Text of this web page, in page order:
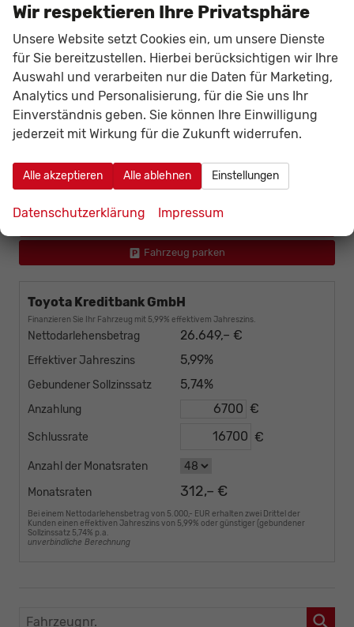
Zustand
unfallfrei
Zustand, Beschaffenheit
Scheckheftgepflegt
Zustand, Fahrfähigkeit
fahrtauglich
34.409,– €
Gesamtpreis
33.349,– €
Fahrzeug parken
Toyota Kreditbank GmbH
Finanzieren Sie Ihr Fahrzeug mit 5,99% effektivem Jahreszins.
Nettodarlehensbetrag 26.649,– €
Effektiver Jahreszins 5,99%
Gebundener Sollzinssatz 5,74%
Anzahlung €
Schlussrate €
Anzahl der Monatsraten
Monatsraten
312,– €
Bei einem Nettodarlehensbetrag von 5.000,- EUR erhalten zwei Drittel der
Kunden einen effektiven Jahreszins von 5,99% oder günstiger (gebundener
Sollzinssatz 5,74% p.a.
unverbindliche Berechnung
Fahrzeugnr.
Wir respektieren Ihre Privatsphäre
Unsere Website setzt Cookies ein, um unsere Dienste
für Sie bereitzustellen. Hierbei berücksichtigen wir Ihre
Auswahl und verarbeiten nur die Daten für Marketing,
Analytics und Personalisierung, für die Sie uns Ihr
Einverständnis geben. Sie können Ihre Einwilligung
jederzeit mit Wirkung für die Zukunft widerrufen.
Alle akzeptieren Alle ablehnen Einstellungen
Datenschutzerklärung Impressum